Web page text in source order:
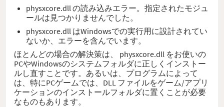
physxcore.dll の読み込みエラー。指定されたモジュ
ールは見つかりませんでした。
physxcore.dll はWindowsでの実行用に設計されてい
ないか、エラーを含んでいます。
ほとんどの場合の解決策は、 physxcore.dll をお使いの
PCやWindowsのシステムフォルダに正しくインストー
ルし直すことです。あるいは、プログラムによって
は、特にPCゲームでは、DLL ファイルをゲーム/アプリ
ケーションのインストールフォルダに置くことが必要
なものもあります。